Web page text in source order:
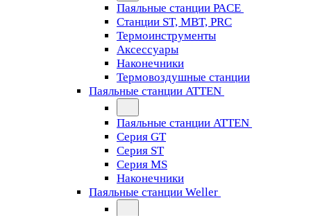
Паяльные станции PACE
Станции ST, MBT, PRC
Термоинструменты
Аксессуары
Наконечники
Термовоздушные станции
Паяльные станции ATTEN
Паяльные станции ATTEN
Серия GT
Серия ST
Серия MS
Наконечники
Паяльные станции Weller